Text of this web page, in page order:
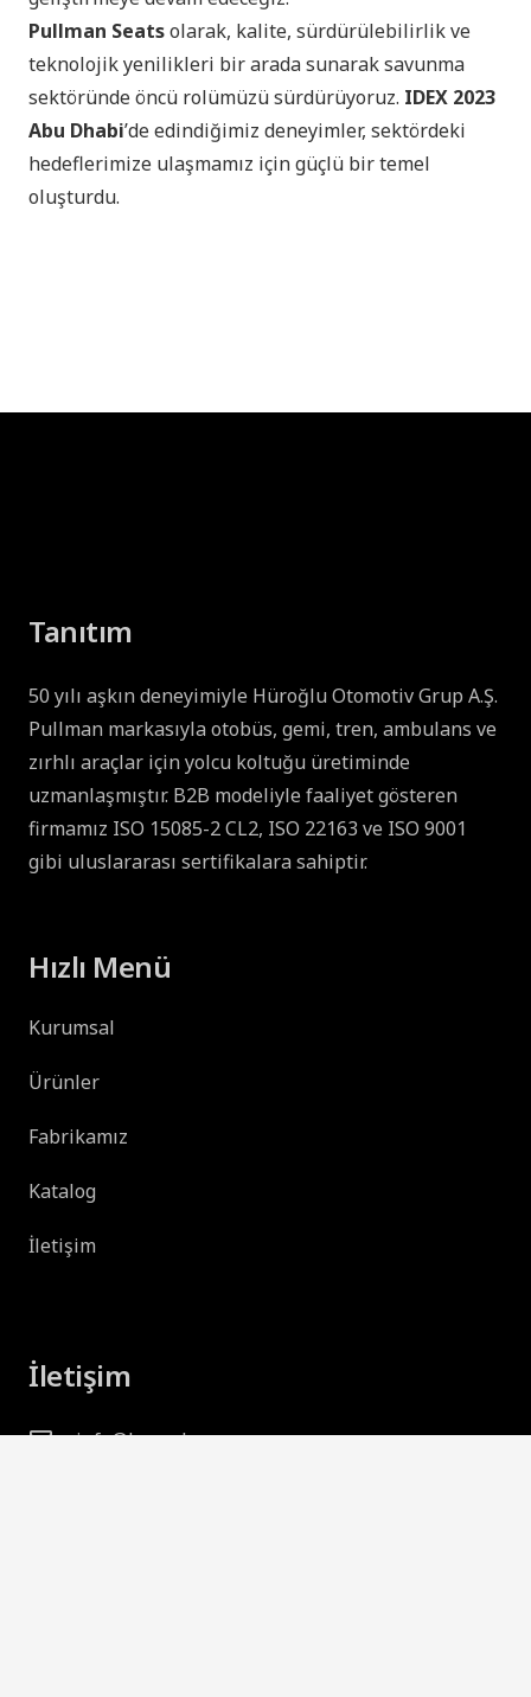
Pullman Seatsolarak, kalite, sürdürülebilirlik ve
teknolojik yenilikleri bir arada sunarak savunma
sektöründe öncü rolümüzü sürdürüyoruz. IDEX 2023
Abu Dhabiʼde edindiğimiz deneyimler, sektördeki
hedeflerimize ulaşmamız için güçlü bir temel
oluşturdu.
Tanıtım
50 yılı aşkın deneyimiyle Hüroğlu Otomotiv Grup A.Ş.
Pullman markasıyla otobüs, gemi, tren, ambulans ve
zırhlı araçlar için yolcu koltuğu üretiminde
uzmanlaşmıştır. B2B modeliyle faaliyet gösteren
firmamız ISO 15085-2 CL2, ISO 22163 ve ISO 9001
gibi uluslararası sertifikalara sahiptir.
Hızlı Menü
Kurumsal
Ürünler
Fabrikamız
Katalog
İletişim
İletişim
info@huroglu.com